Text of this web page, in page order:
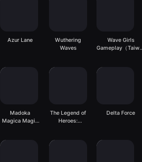
Azur Lane
Wuthering
Waves
Wave Girls
Gameplay（
Madoka
Magica Magia
The Legend of
Heroes:
Delta Force